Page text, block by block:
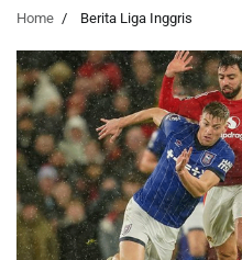
Home Berita Liga Inggris